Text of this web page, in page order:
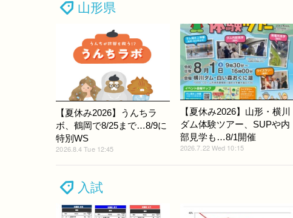
山形県
【夏休み2026】うんちラ
ボ、鶴岡で8/25まで…8/9に
特別WS
2026.8.4 Tue 12:45
【夏休み2026】山形・横川
ダム体験ツアー、SUPや内
部見学も…8/1開催
2026.7.22 Wed 10:15
入試